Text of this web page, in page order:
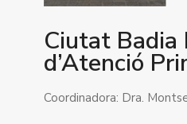
Ciutat Badia
d’Atenció
Coordinadora: Dra.